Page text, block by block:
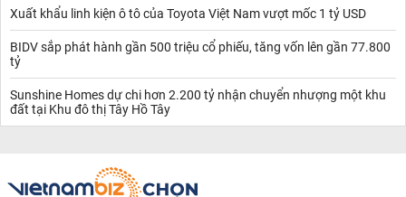
Xuất khẩu linh kiện ô tô của Toyota Việt Nam vượt mốc 1 tỷ USD
BIDV sắp phát hành gần 500 triệu cổ phiếu, tăng vốn lên gần 77.800
tỷ
Sunshine Homes dự chi hơn 2.200 tỷ nhận chuyển nhượng một khu
đất tại Khu đô thị Tây Hồ Tây